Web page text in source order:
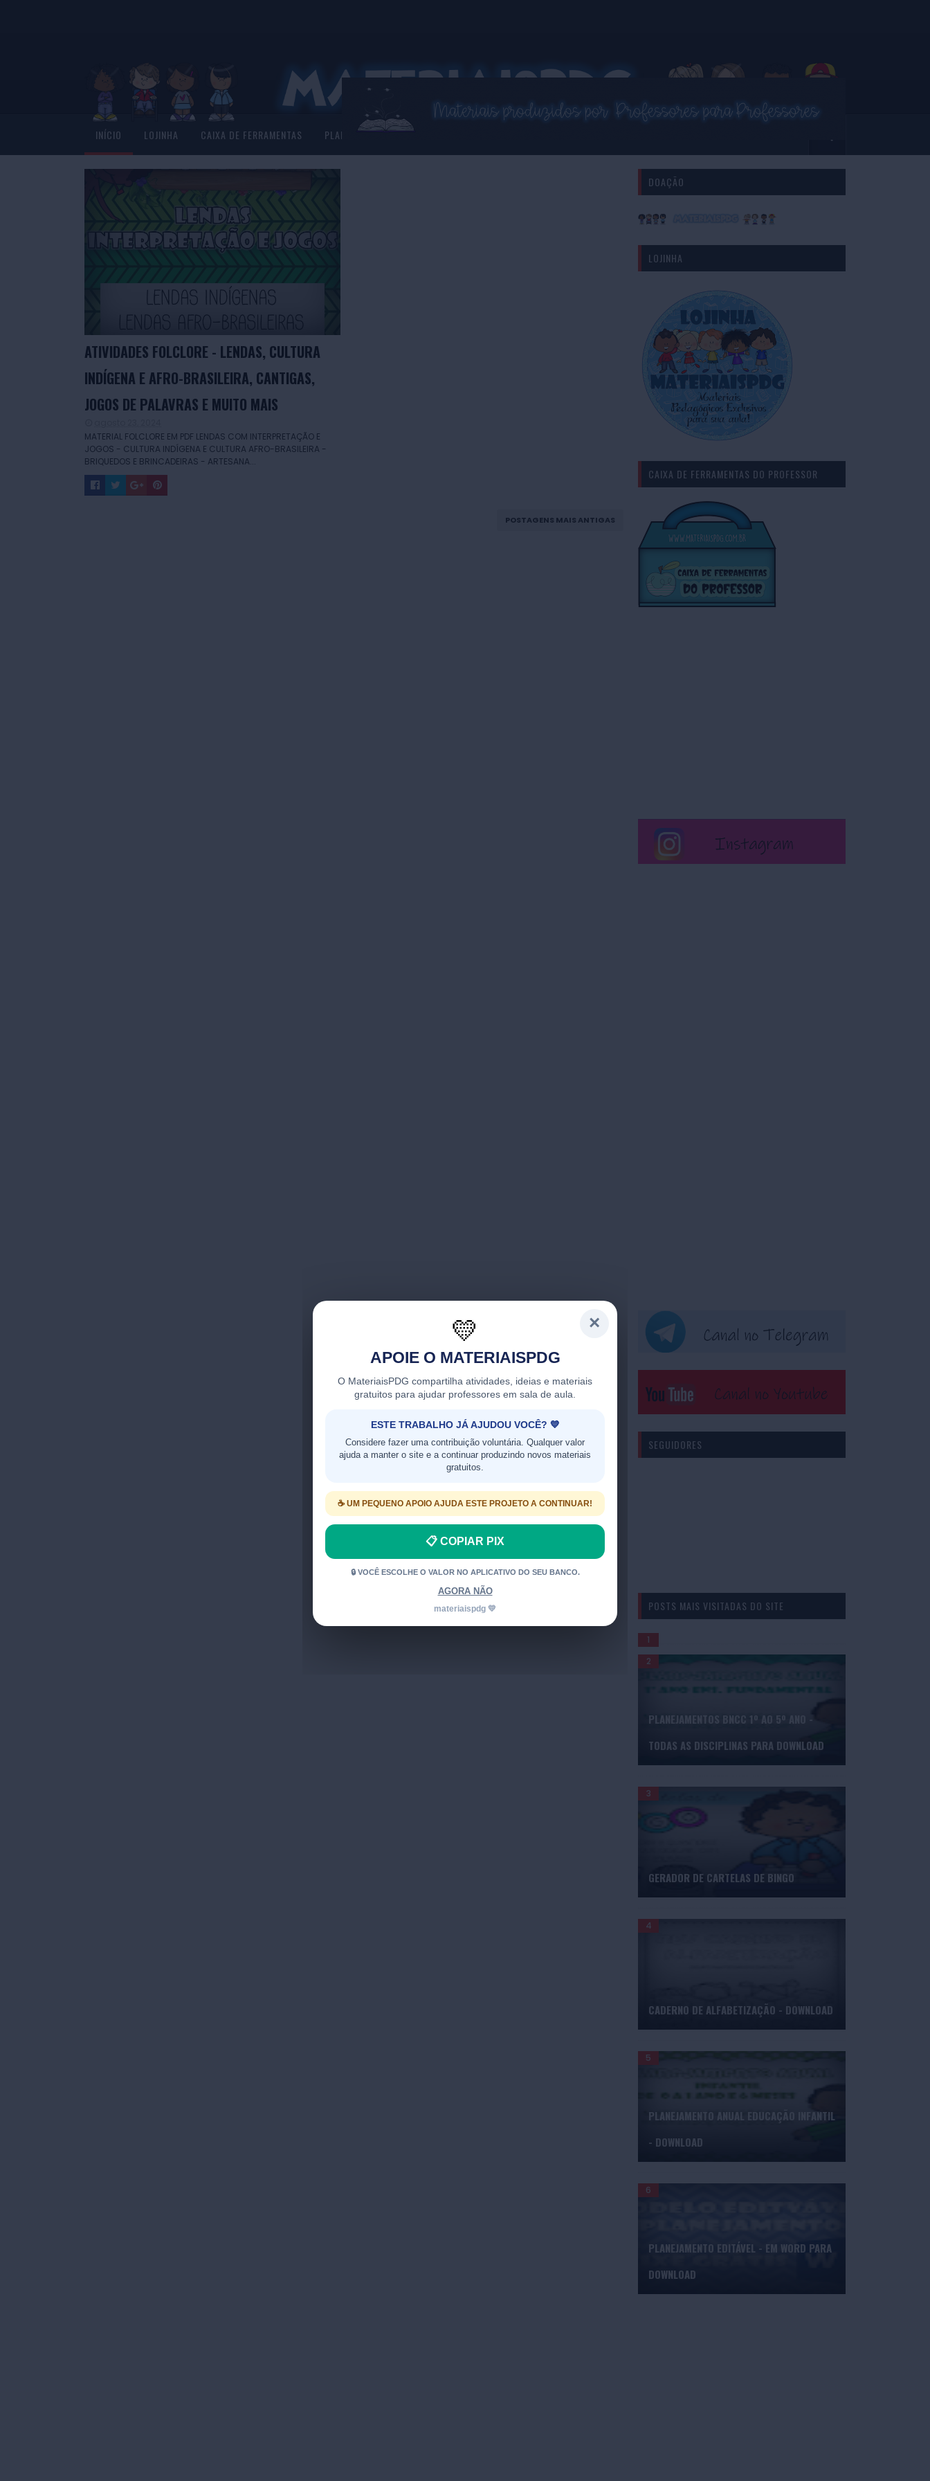
INÍCIO LOJINHA CAIXA DE FERRAMENTAS PLANNER 2026 ASSISTENTE VIRTUAL
ATIVIDADES FOLCLORE - LENDAS, CULTURA
INDÍGENA E AFRO-BRASILEIRA, CANTIGAS,
JOGOS DE PALAVRAS E MUITO MAIS
MATERIAL FOLCLORE EM PDF LENDAS COM INTERPRETAÇÃO E
JOGOS - CULTURA INDÍGENA E CULTURA AFRO-BRASILEIRA -
BRIQUEDOS E BRINCADEIRAS - ARTESANA...
POSTAGENS MAIS ANTIGAS
DOAÇÃO
LOJINHA
CAIXA DE FERRAMENTAS DO PROFESSOR
SEGUIDORES
POSTS MAIS VISITADAS DO SITE
GERADOR DE BINGO DE PALAVRAS
PLANEJAMENTOS BNCC 1º AO 5º ANO -
TODAS AS DISCIPLINAS PARA DOWNLOAD
GERADOR DE CARTELAS DE BINGO
CADERNO DE ALFABETIZAÇÃO - DOWNLOAD
PLANEJAMENTO ANUAL EDUCAÇÃO INFANTIL
- DOWNLOAD
PLANEJAMENTO EDITÁVEL - EM WORD PARA
DOWNLOAD